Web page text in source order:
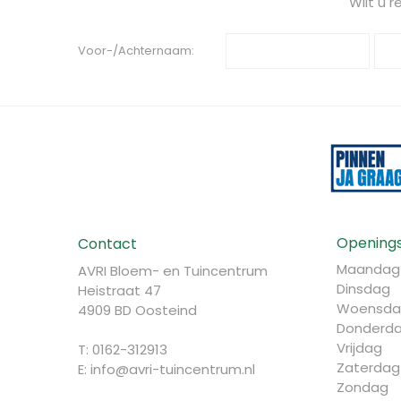
Voor-/Achternaam:
Contact
AVRI Bloem- en Tuincentrum
Heistraat 47
4909 BD Oosteind
T: 0162-312913
E: info@avri-tuincentrum.nl
Maandag
Dinsdag
Vrijdag
Zaterdag
Zondag